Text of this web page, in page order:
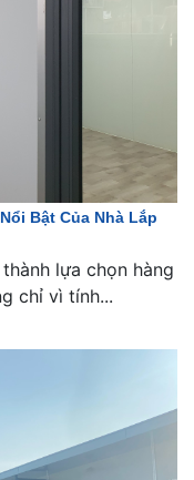
Bật Của Nhà Lắp
lựa chọn hàng
chỉ vì tính...